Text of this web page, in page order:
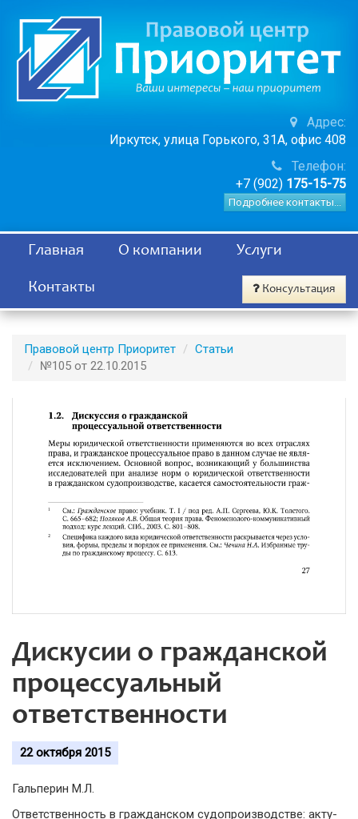
Адрес:
Иркутск, улица Горького, 31А, офис 408
Телефон:
+7 (902) 175-15-75
Подробнее контакты...
Главная О компании Услуги
Контакты Консультация
Правовой центр Приоритет
Статьи
№105 от 22.10.2015
Дискусии о гражданской
процессуальный
ответственности
22 октября 2015
Гальперин М.Л.
Ответственность в гражданском судопроизводстве: акту-